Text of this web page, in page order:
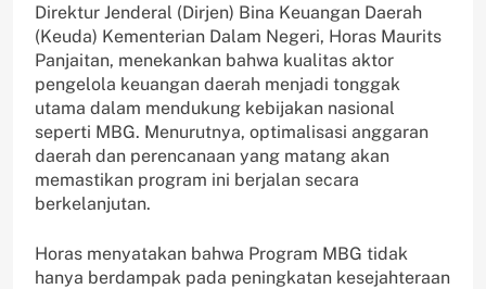
Direktur Jenderal (Dirjen) Bina Keuangan Daerah
(Keuda) Kementerian Dalam Negeri, Horas Maurits
Panjaitan, menekankan bahwa kualitas aktor
pengelola keuangan daerah menjadi tonggak
utama dalam mendukung kebijakan nasional
seperti MBG. Menurutnya, optimalisasi anggaran
daerah dan perencanaan yang matang akan
memastikan program ini berjalan secara
berkelanjutan.
Horas menyatakan bahwa Program MBG tidak
hanya berdampak pada peningkatan kesejahteraan